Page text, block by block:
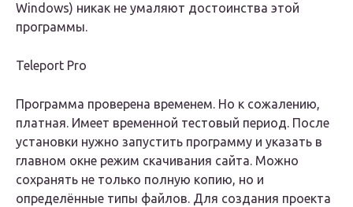
Windows) никак не умаляют достоинства этой
программы.
Teleport Pro
Программа проверена временем. Но к сожалению,
платная. Имеет временной тестовый период. После
установки нужно запустить программу и указать в
главном окне режим скачивания сайта. Можно
сохранять не только полную копию, но и
определённые типы файлов. Для создания проекта